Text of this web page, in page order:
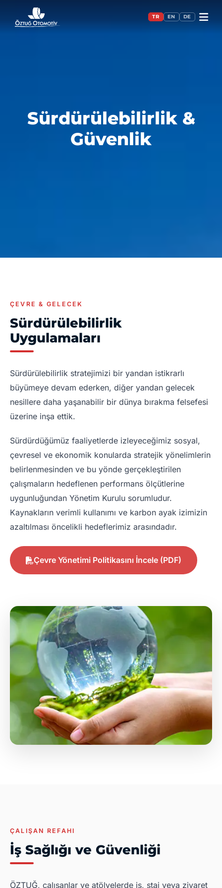
TR EN DE
Sürdürülebilirlik &
Güvenlik
ÇEVRE & GELECEK
Sürdürülebilirlik
Uygulamaları
Sürdürülebilirlik stratejimizi bir yandan istikrarlı
büyümeye devam ederken, diğer yandan gelecek
nesillere daha yaşanabilir bir dünya bırakma felsefesi
üzerine inşa ettik.
Sürdürdüğümüz faaliyetlerde izleyeceğimiz sosyal,
çevresel ve ekonomik konularda stratejik yönelimlerin
belirlenmesinden ve bu yönde gerçekleştirilen
çalışmaların hedeflenen performans ölçütlerine
uygunluğundan Yönetim Kurulu sorumludur.
Kaynakların verimli kullanımı ve karbon ayak izimizin
azaltılması öncelikli hedeflerimiz arasındadır.
Çevre Yönetimi Politikasını İncele (PDF)
ÇALIŞAN REFAHI
İş Sağlığı ve Güvenliği
ÖZTUĞ, çalışanlar ve atölyelerde iş, staj veya ziyaret